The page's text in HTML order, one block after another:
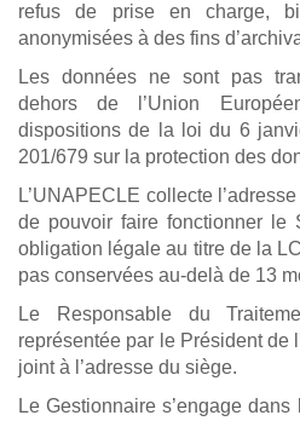
refus de prise en charge,
anonymisées à des fins
Les données ne sont pas
dehors de l’Union
dispositions de la loi du 6
201/679 sur la protection des
L’UNAPECLE collecte
de pouvoir faire fonctionner le
obligation légale au titre de la
pas conservées au-delà de 13
Le Responsable du
représentée par le Président de
joint à l’adresse du siège.
Le Gestionnaire s’engage